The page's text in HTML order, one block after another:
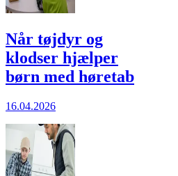
Når tøjdyr og
klodser hjælper
børn med høretab
16.04.2026